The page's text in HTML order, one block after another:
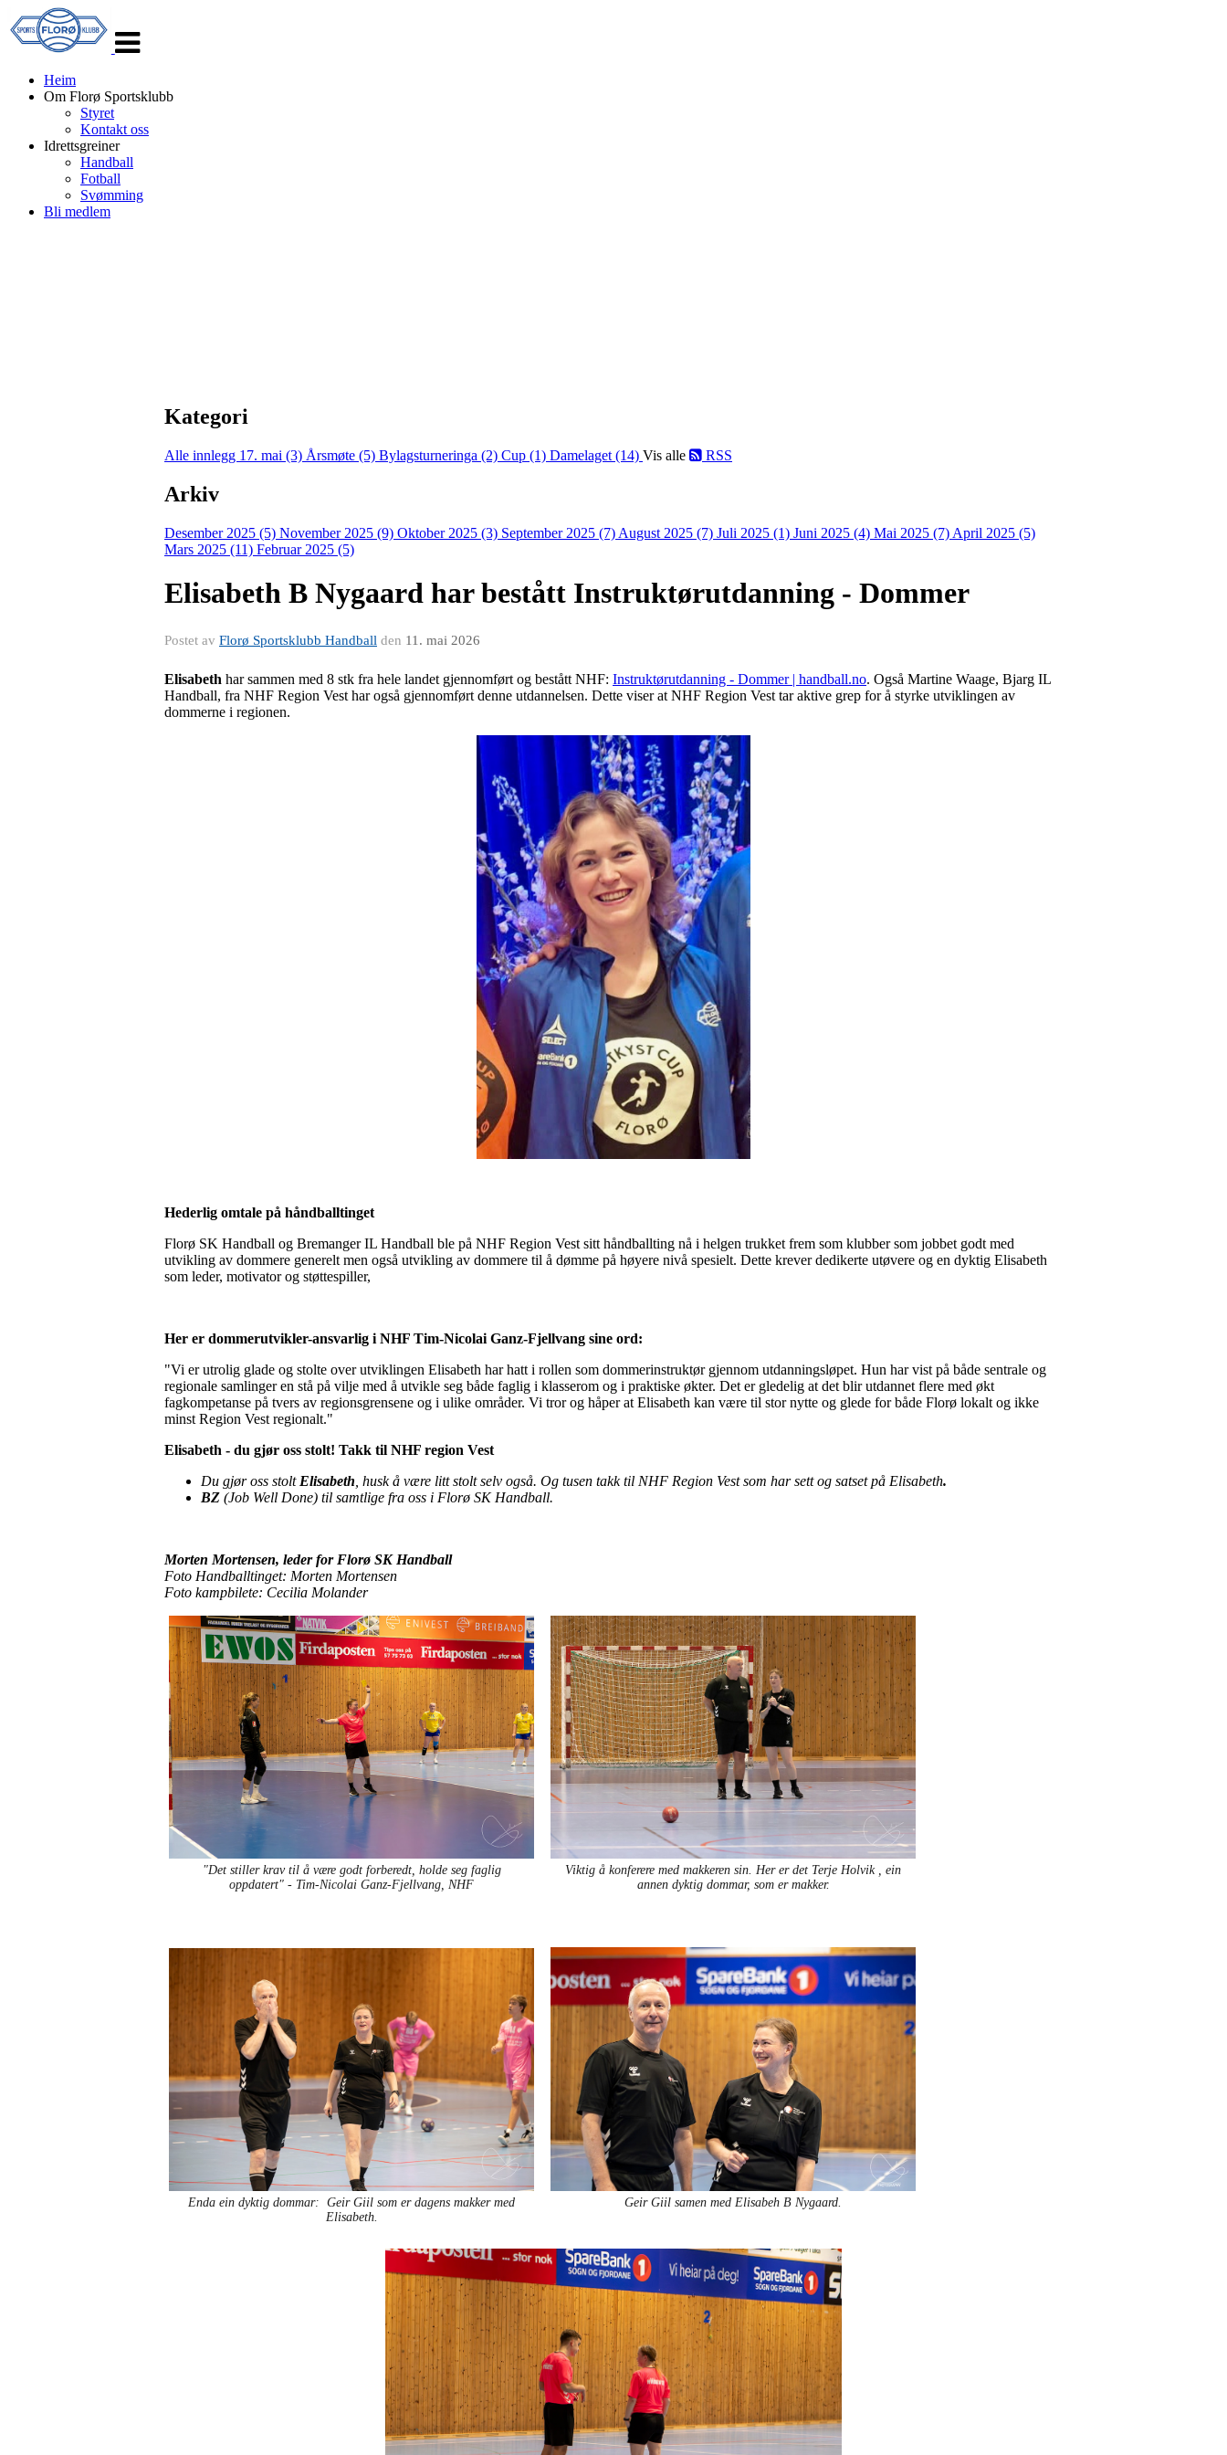
navigasjon
Heim
Om Florø Sportsklubb
Styret
Kontakt oss
Idrettsgreiner
Handball
Fotball
Svømming
Bli medlem
Kategori
Alle innlegg 17. mai (3) Årsmøte (5) Bylagsturneringa (2) Cup (1) Damelaget (14) Vis alle RSS
Arkiv
Desember 2025 (5) November 2025 (9) Oktober 2025 (3) September 2025 (7) August 2025 (7) Juli 2025 (1) Juni 2025 (4) Mai 2025 (7) April 2025 (5)
Mars 2025 (11) Februar 2025 (5)
Elisabeth B Nygaard har bestått Instruktørutdanning - Dommer
Postet av Florø Sportsklubb Handball den 11. mai 2026
Elisabeth har sammen med 8 stk fra hele landet gjennomført og bestått NHF: Instruktørutdanning - Dommer | handball.no. Også Martine Waage, Bjarg IL
Handball, fra NHF Region Vest har også gjennomført denne utdannelsen. Dette viser at NHF Region Vest tar aktive grep for å styrke utviklingen av
dommerne i regionen.
Hederlig omtale på håndballtinget
Florø SK Handball og Bremanger IL Handball ble på NHF Region Vest sitt håndballting nå i helgen trukket frem som klubber som jobbet godt med
utvikling av dommere generelt men også utvikling av dommere til å dømme på høyere nivå spesielt. Dette krever dedikerte utøvere og en dyktig Elisabeth
som leder, motivator og støttespiller,
Her er dommerutvikler-ansvarlig i NHF Tim-Nicolai Ganz-Fjellvang sine ord:
"Vi er utrolig glade og stolte over utviklingen Elisabeth har hatt i rollen som dommerinstruktør gjennom utdanningsløpet. Hun har vist på både sentrale og
regionale samlinger en stå på vilje med å utvikle seg både faglig i klasserom og i praktiske økter. Det er gledelig at det blir utdannet flere med økt
fagkompetanse på tvers av regionsgrensene og i ulike områder. Vi tror og håper at Elisabeth kan være til stor nytte og glede for både Florø lokalt og ikke
minst Region Vest regionalt."
Elisabeth - du gjør oss stolt! Takk til NHF region Vest
Du gjør oss stolt Elisabeth , husk å være litt stolt selv også. Og tusen takk til NHF Region Vest som har sett og satset på Elisabeth.
BZ (Job Well Done) til samtlige fra oss i Florø SK Handball.
Morten Mortensen, leder for Florø SK Handball
Foto Handballtinget: Morten Mortensen
Foto kampbilete: Cecilia Molander
"Det stiller krav til å være godt forberedt, holde seg faglig
oppdatert" - Tim-Nicolai Ganz-Fjellvang, NHF
Viktig å konferere med makkeren sin. Her er det Terje Holvik , ein
annen dyktig dommar, som er makker.
Enda ein dyktig dommar: Geir Giil som er dagens makker med
Elisabeth.
Geir Giil samen med Elisabeh B Nygaard.